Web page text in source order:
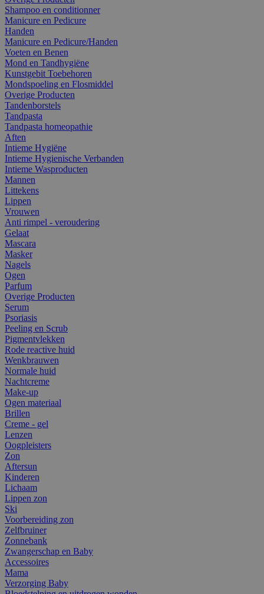
Shampoo en conditionner
Manicure en Pedicure
Handen
Manicure en Pedicure/Handen
Voeten en Benen
Mond en Tandhygiëne
Kunstgebit Toebehoren
Mondspoeling en Flosmiddel
Overige Producten
Tandenborstels
Tandpasta
Tandpasta homeopathie
Aften
Intieme Hygiëne
Intieme Hygienische Verbanden
Intieme Wasproducten
Mannen
Littekens
Lippen
Vrouwen
Anti rimpel - veroudering
Gelaat
Mascara
Masker
Nagels
Ogen
Parfum
Overige Producten
Serum
Psoriasis
Peeling en Scrub
Pigmentvlekken
Rode reactive huid
Wenkbrauwen
Normale huid
Nachtcreme
Make-up
Ogen materiaal
Brillen
Creme - gel
Lenzen
Oogpleisters
Zon
Aftersun
Kinderen
Lichaam
Lippen zon
Ski
Voorbereiding zon
Zelfbruiner
Zonnebank
Zwangerschap en Baby
Accessoires
Mama
Verzorging Baby